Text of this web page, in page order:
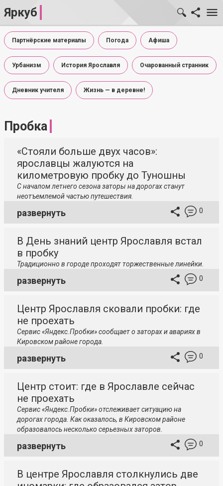
Яркуб
Партнёрские материалы Погода Афиша
Урбанизм История Ярославля Очарованный странник
Дневник учителя Жизнь — в деревне!
Пробка
«Стояли больше двух часов»:
ярославцы жалуются на
километровую пробку до Туношны
С началом летнего сезона заторы на дорогах станут
неотъемлемой частью путешествия.
развернуть 0
В День знаний центр Ярославля встал
в пробку
Традиционно в городе проходят торжественные линейки.
развернуть 0
Центр Ярославля сковали пробки: где
не проехать
Сервис «Яндекс.Пробки» сообщает о заторах и авариях в
Кировском районе города.
развернуть 0
Центр стоит: где в Ярославле сейчас
не проехать
Сервис «Яндекс.Пробки» отслеживает ситуацию на
дорогах города. Как оказалось, в Кировском районе
образовалось несколько серьезных заторов.
развернуть 0
В центре Ярославля столкнулись две